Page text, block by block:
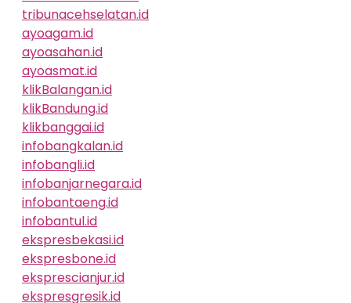
tribunacehselatan.id
ayoagam.id
ayoasahan.id
ayoasmat.id
klikBalangan.id
klikBandung.id
klikbanggai.id
infobangkalan.id
infobangli.id
infobanjarnegara.id
infobantaeng.id
infobantul.id
ekspresbekasi.id
ekspresbone.id
eksprescianjur.id
ekspresgresik.id